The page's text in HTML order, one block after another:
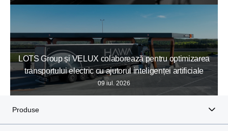
LOTS Group și VELUX colaborează pentru optimizarea
transportului electric cu ajutorul inteligenței artificiale
09 iul. 2026
Produse